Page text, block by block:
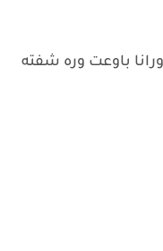
باوعت وره شفته